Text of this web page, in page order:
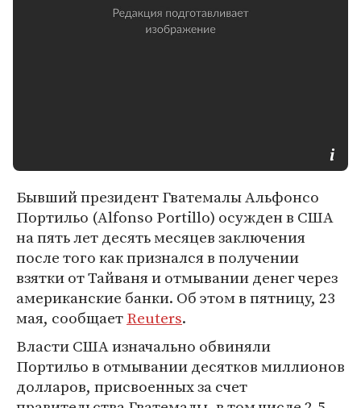
Бывший президент Гватемалы Альфонсо
Портильо (Alfonso Portillo) осужден в США
на пять лет десять месяцев заключения
после того как признался в получении
взятки от Тайваня и отмывании денег через
американские банки. Об этом в пятницу, 23
мая, сообщаетReuters.
Власти США изначально обвиняли
Портильо в отмывании десятков миллионов
долларов, присвоенных за счет